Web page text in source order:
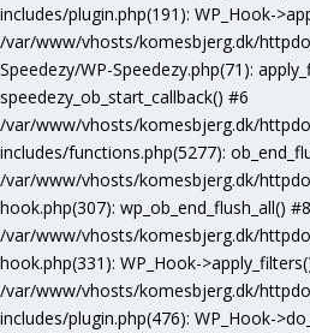
includes/plugin.php(191): WP_Hook-
/var/www/vhosts/komesbjerg.dk/
Speedezy/WP-Speedezy.php(71):
speedezy_ob_start_callback() #6
/var/www/vhosts/komesbjerg.dk/
includes/functions.php(5277):
/var/www/vhosts/komesbjerg.dk/
hook.php(307): wp_ob_end_flush_all() #8
/var/www/vhosts/komesbjerg.dk/
hook.php(331): WP_Hook-
/var/www/vhosts/komesbjerg.dk/
includes/plugin.php(476): WP_Hook-